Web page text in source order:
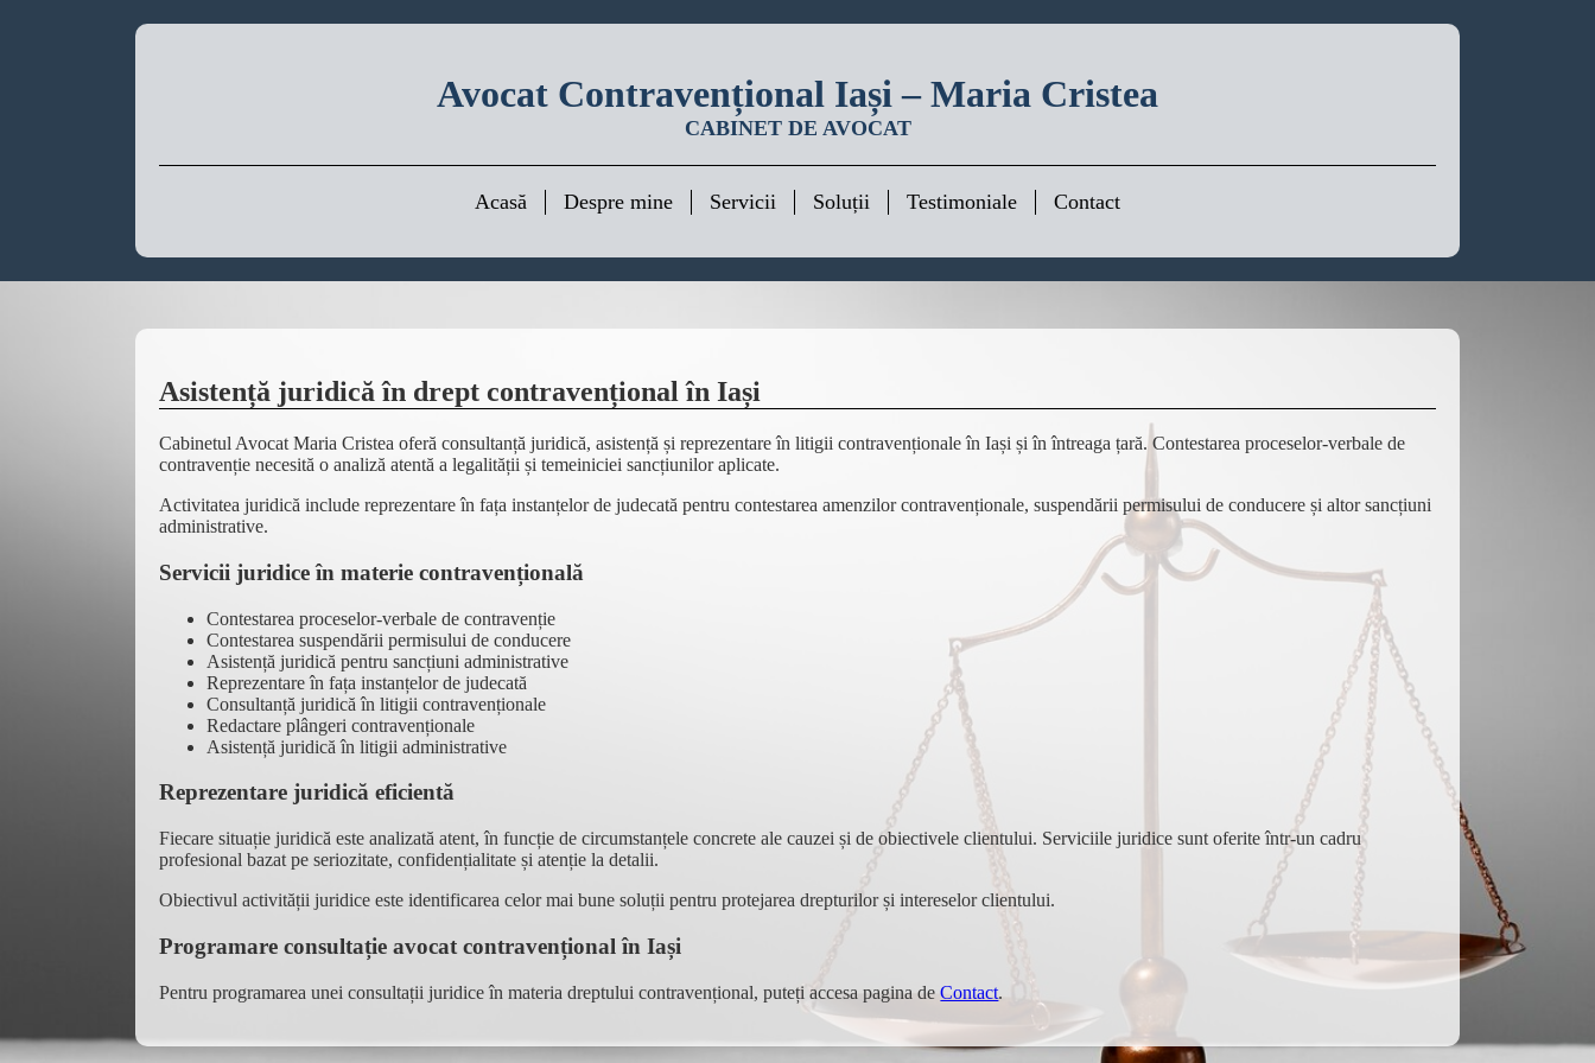
Avocat Contravențional Iași – Maria Cristea
CABINET DE AVOCAT
Acasă Despre mine Servicii Soluții Testimoniale Contact
Asistență juridică în drept contravențional în Iași
Cabinetul Avocat Maria Cristea oferă consultanță juridică, asistență și reprezentare în litigii contravenționale în Iași și în întreaga țară. Contestarea proceselor-verbale de
contravenție necesită o analiză atentă a legalității și temeiniciei sancțiunilor aplicate.
Activitatea juridică include reprezentare în fața instanțelor de judecată pentru contestarea amenzilor contravenționale, suspendării permisului de conducere și altor sancțiuni
administrative.
Servicii juridice în materie contravențională
Contestarea proceselor-verbale de contravenție
Contestarea suspendării permisului de conducere
Asistență juridică pentru sancțiuni administrative
Reprezentare în fața instanțelor de judecată
Consultanță juridică în litigii contravenționale
Redactare plângeri contravenționale
Asistență juridică în litigii administrative
Reprezentare juridică eficientă
Fiecare situație juridică este analizată atent, în funcție de circumstanțele concrete ale cauzei și de obiectivele clientului. Serviciile juridice sunt oferite într-un cadru
profesional bazat pe seriozitate, confidențialitate și atenție la detalii.
Obiectivul activității juridice este identificarea celor mai bune soluții pentru protejarea drepturilor și intereselor clientului.
Programare consultație avocat contravențional în Iași
Pentru programarea unei consultații juridice în materia dreptului contravențional, puteți accesa pagina deContact.